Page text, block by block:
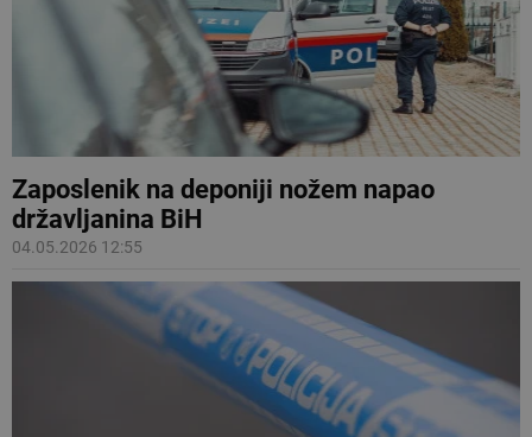
Zaposlenik na deponiji nožem napao
državljanina BiH
04.05.2026 12:55